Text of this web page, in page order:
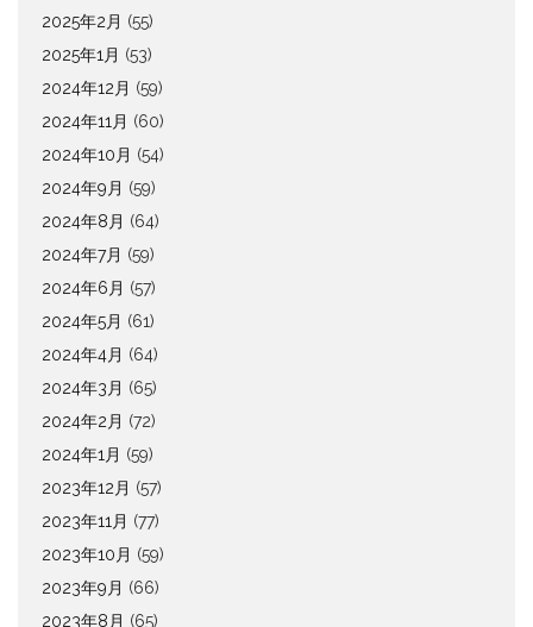
2025年2月 (55)
2025年1月 (53)
2024年12月 (59)
2024年11月 (60)
2024年10月 (54)
2024年9月 (59)
2024年8月 (64)
2024年7月 (59)
2024年6月 (57)
2024年5月 (61)
2024年4月 (64)
2024年3月 (65)
2024年2月 (72)
2024年1月 (59)
2023年12月 (57)
2023年11月 (77)
2023年10月 (59)
2023年9月 (66)
2023年8月 (65)